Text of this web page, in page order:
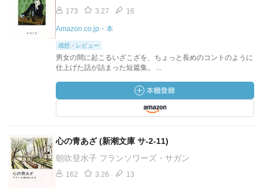
173 3.27 16
Amazon.co.jp・本
感想・レビュー
男女の間に起こるいざこざを、ちょっと長めのコントのように
仕上げた話が詰まった短篇集。 ...
心の青あざ (新潮文庫 サ-2-11)
朝吹登水子 フランソワーズ・サガン
162 3.26 13